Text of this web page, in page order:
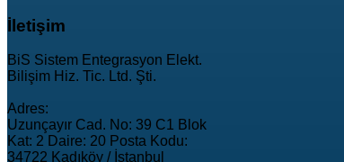
İletişim
BiS Sistem Entegrasyon Elekt.
Bilişim Hiz. Tic. Ltd. Şti.
Adres:
Uzunçayır Cad. No: 39 C1 Blok
Kat: 2 Daire: 20 Posta Kodu:
34722 Kadıköy / İstanbul